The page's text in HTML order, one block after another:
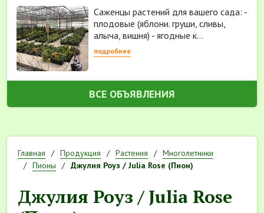
Саженцы растений для вашего сада: -
плодовые (яблони. груши, сливы,
алыча, вишня) - ягодные к...
подробнее
ВСЕ ОБЪЯВЛЕНИЯ
Главная Продукция Растения
Многолетники
Пионы
Джулия Роуз / Julia Rose (Пион)
Джулия Роуз / Julia Rose